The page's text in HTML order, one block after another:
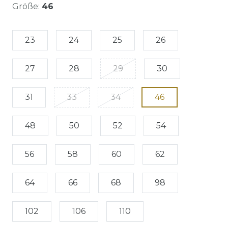
Größe: 46
23 24 25 26
27 28 29 30
31 33 34 46
48 50 52 54
56 58 60 62
64 66 68 98
102 106 110